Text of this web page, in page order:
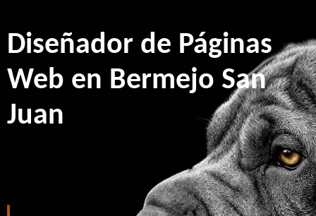
Diseñador de Páginas
Web en Bermejo San
Juan